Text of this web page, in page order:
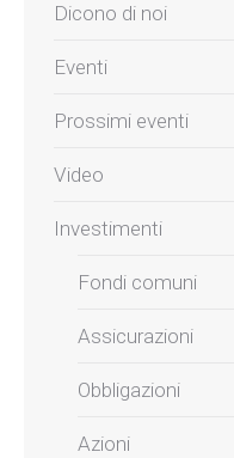
Dicono di noi
Eventi
Prossimi eventi
Video
Investimenti
Fondi comuni
Assicurazioni
Obbligazioni
Azioni